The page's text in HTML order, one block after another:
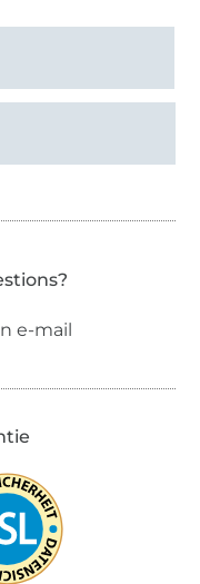
e-mail